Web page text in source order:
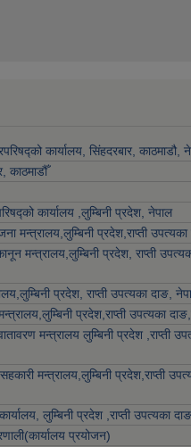
कार्यालय, सिंहदरबार, काठमाडौ,
काठमाडौँ
कार्यालय ,लुम्बिनी प्रदेश, नेपाल
मन्त्रालय, लुम्बिनी प्रदेश ,राप्ती
मन्त्रालय, लुम्बिनी प्रदेश राप्ती
लुम्बिनी प्रदेश राप्ती उपत्यका दाङ ,
लुम्बिनी प्रदेश राप्ती उपत्यका दाङ
मन्त्रालय लुम्बिनी प्रदेश राप्ती
मन्त्रालय, लुम्बिनी प्रदेश राप्ती
लुम्बिनी प्रदेश राप्ती उपत्यका दाङ
प्रयोजन)